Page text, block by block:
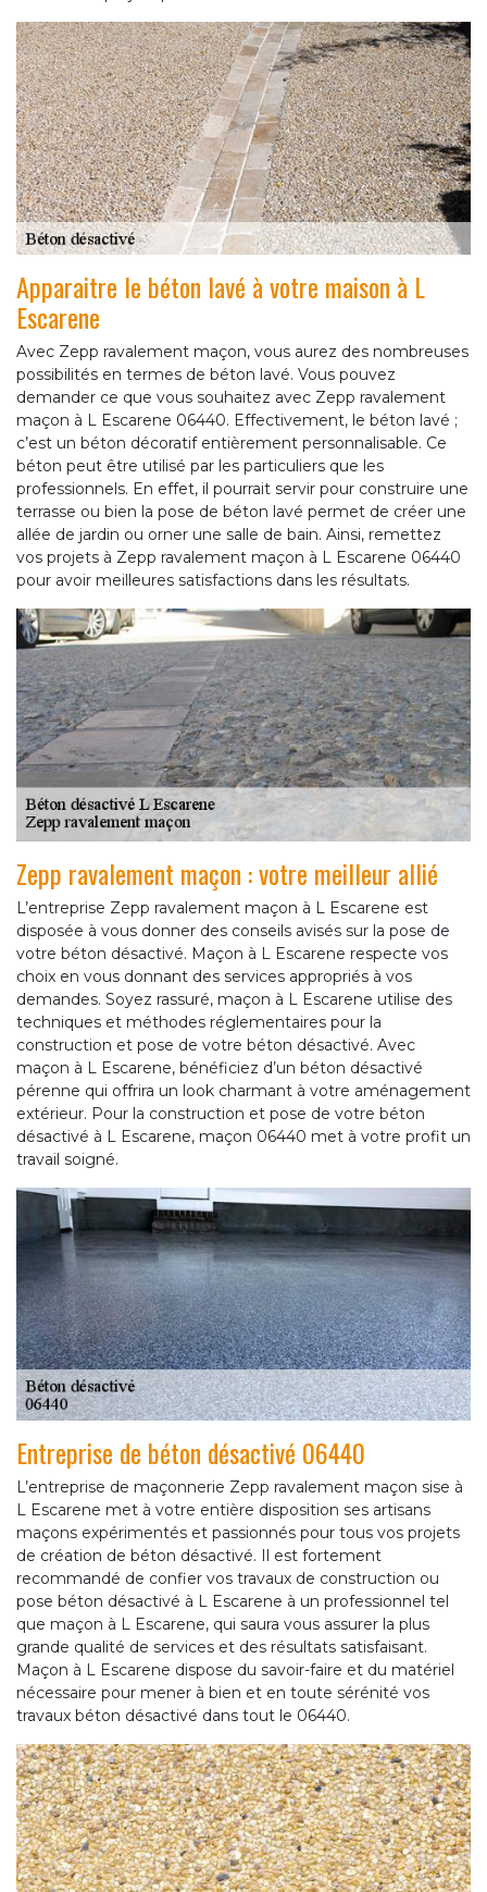
Apparaitre le béton lavé à votre maison à L
Escarene
Avec Zepp ravalement maçon, vous aurez des nombreuses
possibilités en termes de béton lavé. Vous pouvez
demander ce que vous souhaitez avec Zepp ravalement
maçon à L Escarene 06440. Effectivement, le béton lavé ;
c’est un béton décoratif entièrement personnalisable. Ce
béton peut être utilisé par les particuliers que les
professionnels. En effet, il pourrait servir pour construire une
terrasse ou bien la pose de béton lavé permet de créer une
allée de jardin ou orner une salle de bain. Ainsi, remettez
vos projets à Zepp ravalement maçon à L Escarene 06440
pour avoir meilleures satisfactions dans les résultats.
Zepp ravalement maçon : votre meilleur allié
L’entreprise Zepp ravalement maçon à L Escarene est
disposée à vous donner des conseils avisés sur la pose de
votre béton désactivé. Maçon à L Escarene respecte vos
choix en vous donnant des services appropriés à vos
demandes. Soyez rassuré, maçon à L Escarene utilise des
techniques et méthodes réglementaires pour la
construction et pose de votre béton désactivé. Avec
maçon à L Escarene, bénéficiez d’un béton désactivé
pérenne qui offrira un look charmant à votre aménagement
extérieur. Pour la construction et pose de votre béton
désactivé à L Escarene, maçon 06440 met à votre profit un
travail soigné.
Entreprise de béton désactivé 06440
L’entreprise de maçonnerie Zepp ravalement maçon sise à
L Escarene met à votre entière disposition ses artisans
maçons expérimentés et passionnés pour tous vos projets
de création de béton désactivé. Il est fortement
recommandé de confier vos travaux de construction ou
pose béton désactivé à L Escarene à un professionnel tel
que maçon à L Escarene, qui saura vous assurer la plus
grande qualité de services et des résultats satisfaisant.
Maçon à L Escarene dispose du savoir-faire et du matériel
nécessaire pour mener à bien et en toute sérénité vos
travaux béton désactivé dans tout le 06440.